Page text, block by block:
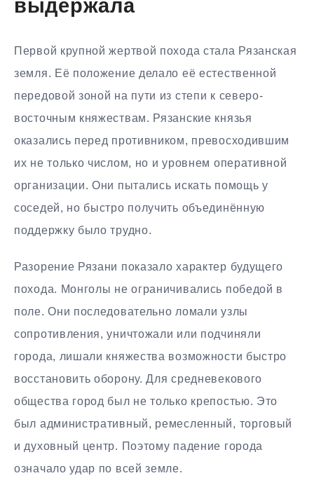
выдержала
Первой крупной жертвой похода стала Рязанская
земля. Её положение делало её естественной
передовой зоной на пути из степи к северо-
восточным княжествам. Рязанские князья
оказались перед противником, превосходившим
их не только числом, но и уровнем оперативной
организации. Они пытались искать помощь у
соседей, но быстро получить объединённую
поддержку было трудно.
Разорение Рязани показало характер будущего
похода. Монголы не ограничивались победой в
поле. Они последовательно ломали узлы
сопротивления, уничтожали или подчиняли
города, лишали княжества возможности быстро
восстановить оборону. Для средневекового
общества город был не только крепостью. Это
был административный, ремесленный, торговый
и духовный центр. Поэтому падение города
означало удар по всей земле.